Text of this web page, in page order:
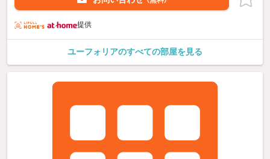
提供
ユーフォリアのすべての部屋を見る